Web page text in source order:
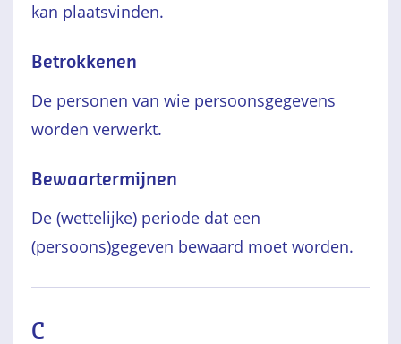
kan plaatsvinden.
Betrokkenen
De personen van wie persoonsgegevens
worden verwerkt.
Bewaartermijnen
De (wettelijke) periode dat een
(persoons)gegeven bewaard moet worden.
C